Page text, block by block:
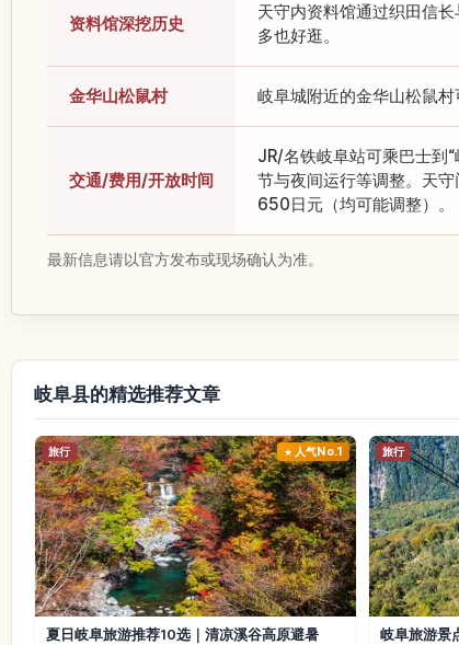
资料馆深挖历史
天守内资料馆通过织田信
多也好逛。
金华山松鼠村 岐阜城附近的金华山松鼠
交通/费用/开放时间
JR/名铁岐阜站可乘巴士到
节与夜间运行等调整。天
650日元（均可能调整）。
最新信息请以官方发布或现场确认为准。
岐阜县的精选推荐文章
旅行 人气No.1
夏日岐阜旅游推荐10选｜清凉溪谷高原避暑
旅行
岐阜旅游景